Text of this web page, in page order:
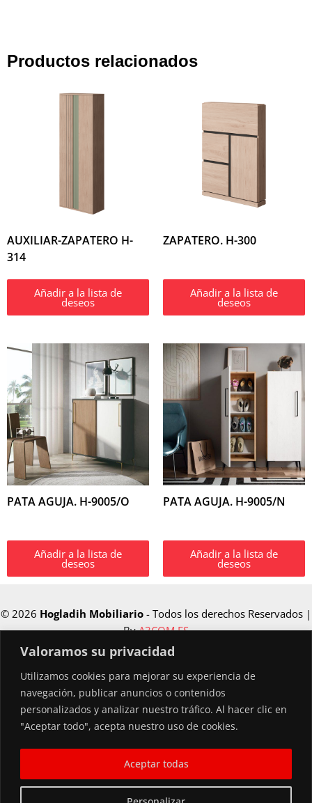
Valoramos su privacidad
Utilizamos cookies para mejorar su experiencia de
navegación, publicar anuncios o contenidos
personalizados y analizar nuestro tráfico. Al hacer clic en
"Aceptar todo", acepta nuestro uso de cookies.
Aceptar todas
Productos relacionados
AUXILIAR-ZAPATERO H-
314
Añadir a la lista de
deseos
ZAPATERO. H-300
Añadir a la lista de
deseos
PATA AGUJA. H-9005/O
Añadir a la lista de
deseos
PATA AGUJA. H-9005/N
Añadir a la lista de
deseos
© 2026 Hogladih Mobiliario - Todos los derechos Reservados |
ByA3COM.ES
Financiado por la Unión Europea –
NextGenerationEU